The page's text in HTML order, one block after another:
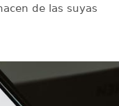
de las suyas